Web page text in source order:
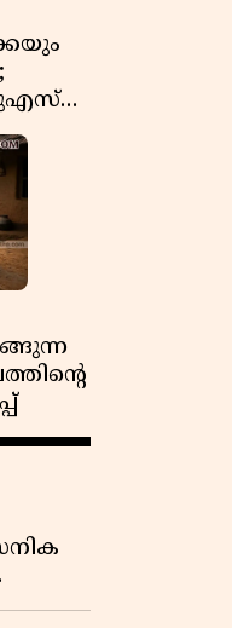
ഇന്ത്യ